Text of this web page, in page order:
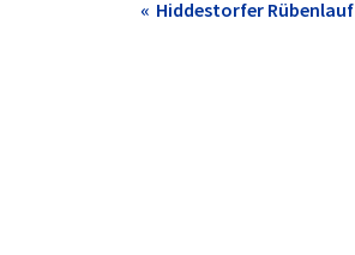
Post
Hiddestorfer Rübenlauf